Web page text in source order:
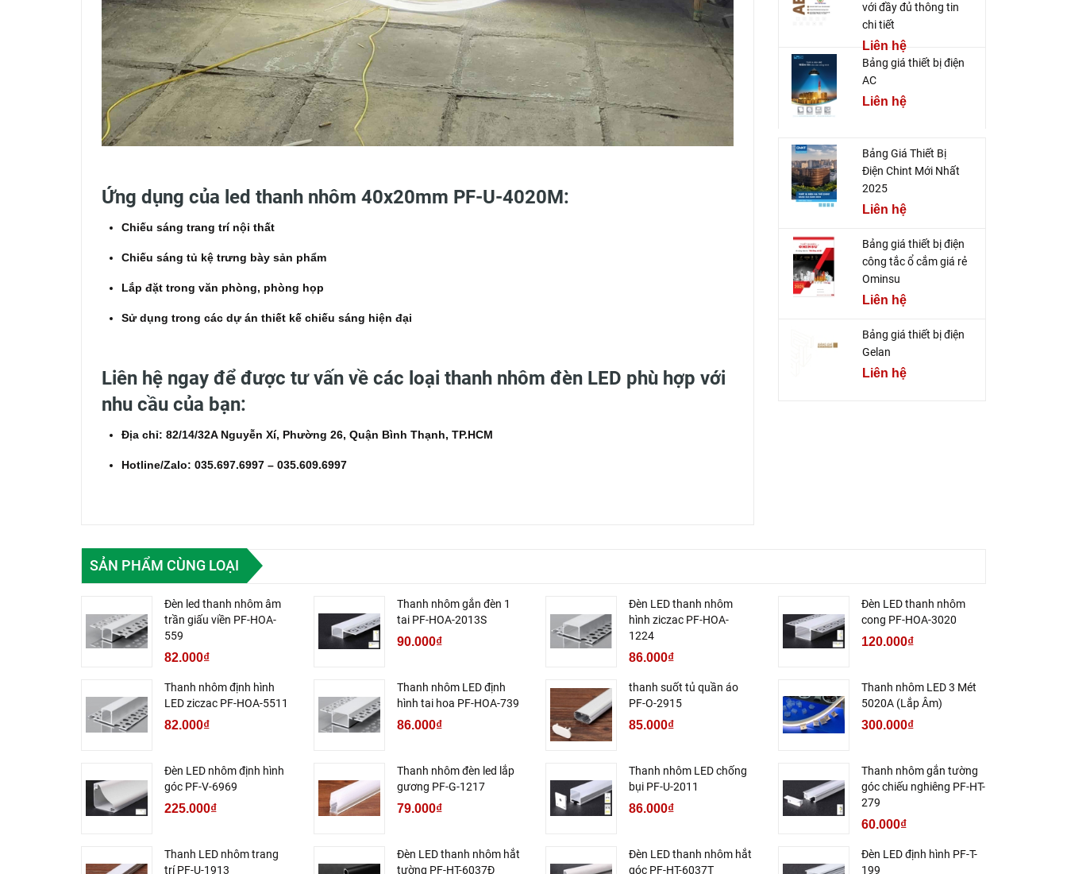
Ứng dụng của led thanh nhôm 40x20mm PF-U-4020M:
Chiếu sáng trang trí nội thất
Chiếu sáng tủ kệ trưng bày sản phẩm
Lắp đặt trong văn phòng, phòng họp
Sử dụng trong các dự án thiết kế chiếu sáng hiện đại
Liên hệ ngay để được tư vấn về các loại thanh nhôm đèn LED phù hợp với
nhu cầu của bạn:
Địa chỉ: 82/14/32A Nguyễn Xí, Phường 26, Quận Bình Thạnh, TP.HCM
Hotline/Zalo: 035.697.6997 – 035.609.6997
với đầy đủ thông tin
chi tiết
Liên hệ
Bảng giá thiết bị điện
AC
Liên hệ
Bảng Giá Thiết Bị
Điện Chint Mới Nhất
2025
Liên hệ
Bảng giá thiết bị điện
công tắc ổ cắm giá rẻ
Ominsu
Liên hệ
Bảng giá thiết bị điện
Gelan
Liên hệ
SẢN PHẨM CÙNG LOẠI
Đèn led thanh nhôm âm
trần giấu viền PF-HOA-
559
82.000₫
Thanh nhôm gắn đèn 1
tai PF-HOA-2013S
90.000₫
Đèn LED thanh nhôm
hình ziczac PF-HOA-
1224
86.000₫
Đèn LED thanh nhôm
cong PF-HOA-3020
120.000₫
Thanh nhôm định hình
LED ziczac PF-HOA-5511
82.000₫
Thanh nhôm LED định
hình tai hoa PF-HOA-739
86.000₫
thanh suốt tủ quần áo
PF-O-2915
85.000₫
Thanh nhôm LED 3 Mét
5020A (Lắp Âm)
300.000₫
Đèn LED nhôm định hình
góc PF-V-6969
225.000₫
Thanh nhôm đèn led lắp
gương PF-G-1217
79.000₫
Thanh nhôm LED chống
bụi PF-U-2011
86.000₫
Thanh nhôm gắn tường
góc chiếu nghiêng PF-HT-
279
60.000₫
Thanh LED nhôm trang
trí PF-U-1913
Đèn LED thanh nhôm hắt
tường PF-HT-6037Đ
Đèn LED thanh nhôm hắt
góc PF-HT-6037T
Đèn LED định hình PF-T-
199